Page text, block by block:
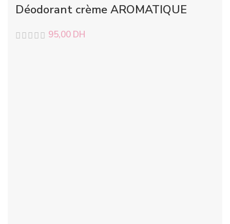
Déodorant crème AROMATIQUE
95,00 DH